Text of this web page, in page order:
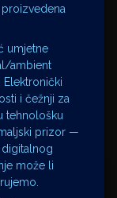
umjetne
ambient
Elektronički
i čežnji za
tehnološku
prizor —
može li